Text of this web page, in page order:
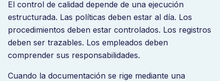
variabilidad.
Más productos.
Más proveedores.
Más requisitos normativos.
El control de calidad depende de una ejecución
estructurada. Las políticas deben estar al día. Los
procedimientos deben estar controlados. Los registros
deben ser trazables. Los empleados deben
comprender sus responsabilidades.
Cuando la documentación se rige mediante una